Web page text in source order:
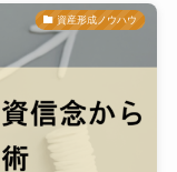
資産形成ノウハウ